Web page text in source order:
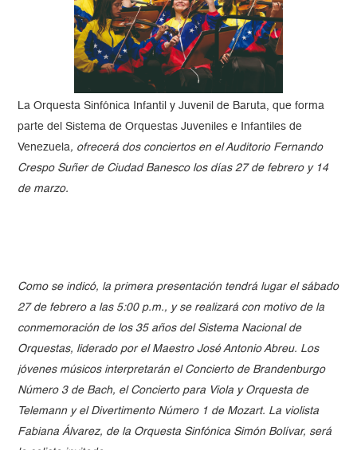
La Orquesta Sinfónica Infantil y Juvenil de Baruta, que forma
parte del Sistema de Orquestas Juveniles e Infantiles de
Venezuela, ofrecerá dos conciertos en el Auditorio Fernando
Crespo Suñer de Ciudad Banesco los días 27 de febrero y 14
de marzo.
Como se indicó, la primera presentación tendrá lugar el sábado
27 de febrero a las 5:00 p.m., y se realizará con motivo de la
conmemoración de los 35 años del Sistema Nacional de
Orquestas, liderado por el Maestro José Antonio Abreu. Los
jóvenes músicos interpretarán el Concierto de Brandenburgo
Número 3 de Bach, el Concierto para Viola y Orquesta de
Telemann y el Divertimento Número 1 de Mozart. La violista
Fabiana Álvarez, de la Orquesta Sinfónica Simón Bolívar, será